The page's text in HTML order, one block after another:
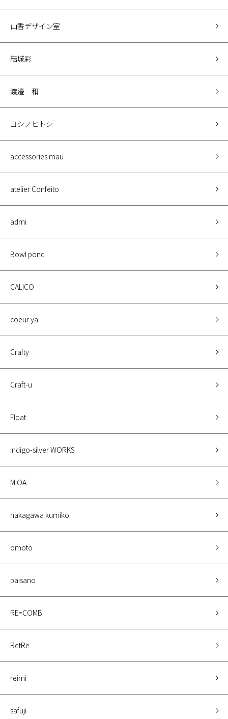
山香デザイン室
結城彩
渡邉 和
ヨシノヒトシ
accessories mau
atelier Confeito
admi
Bowl pond
CALICO
coeur ya.
Crafty
Craft-u
Float
indigo-silver WORKS
MiOA
nakagawa kumiko
omoto
paisano
RE=COMB
RetRe
reimi
safuji